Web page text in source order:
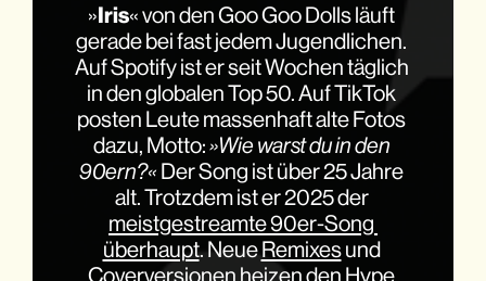
»Iris« von den Goo Goo Dolls läuft
gerade bei fast jedem Jugendlichen.
Auf Spotify ist er seit Wochen täglich
in den globalen Top 50. Auf TikTok
posten Leute massenhaft alte Fotos
dazu, Motto: »Wie warst du in den
90ern?« Der Song ist über 25 Jahre
alt. Trotzdem ist er 2025 der
meistgestreamte 90er-Song
überhaupt. Neue Remixes
und
Coverversionen heizen den Hype